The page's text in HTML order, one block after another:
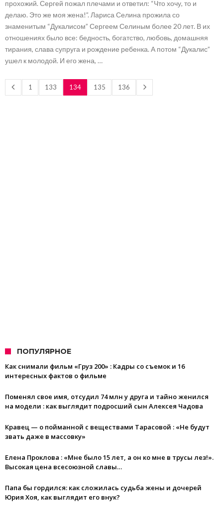
прохожий. Сергей пожал плечами и ответил: “Что хочу, то и
делаю. Это же моя жена!”. Лариса Селина прожила со
знаменитым “Дукалисом” Сергеем Селиным более 20 лет. В их
отношениях было все: бедность, богатство, любовь, домашняя
тирания, слава супруга и рождение ребенка. А потом “Дукалис”
ушел к молодой. И его жена, …
1 133 134 135 136
ПОПУЛЯРНОЕ
Как снимали фильм «Груз 200» : Кадры со съемок и 16
интересных фактов о фильме
Поменял свое имя, отсудил 74 млн у друга и тайно женился
на модели : как выглядит подросший сын Алексея Чадова
Кравец — о пойманной с веществами Тарасовой : «Не будут
звать даже в массовку»
Елена Проклова : «Мне было 15 лет, а он ко мне в трусы лез!».
Высокая цена всесоюзной славы…
Папа бы гордился: как сложилась судьба жены и дочерей
Юрия Хоя, как выглядит его внук?